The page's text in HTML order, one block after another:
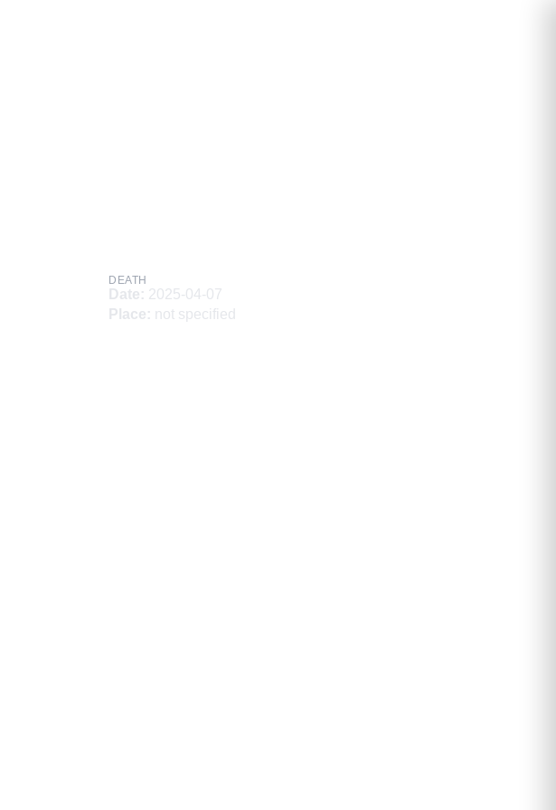
DEATH
Date: 2025-04-07
Place: not specified